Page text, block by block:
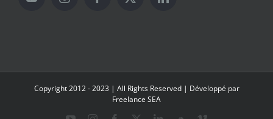
Copyright 2012 - 2023 | All Rights Reserved | Développé par
Freelance SEA